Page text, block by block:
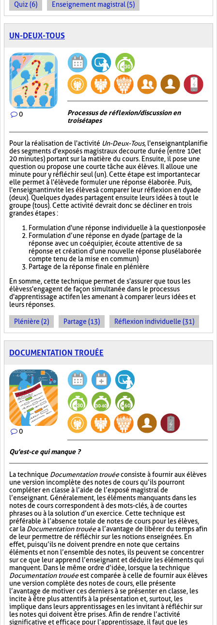
Quiz (6) Enseignement magistral (5)
UN-DEUX-TOUS
0
Processus de réflexion/discussion en
trois étapes
Pour la réalisation de l'activité Un-Deux-Tous, l'enseignant planifie
des segments d'exposés magistraux de courte durée (entre 10 et
20 minutes) portant sur la matière du cours. Ensuite, il pose une
question ou propose une courte tâche aux élèves. Il alloue une
minute pour y réfléchir seul (un). Cette étape est importante car
elle permet à l'élève de formuler une réponse élaborée. Puis,
l'enseignant invite les élèves à comparer leur réflexion en dyade
(deux). Quelques dyades partagent ensuite leurs idées à tout le
groupe (tous). Cette activité devrait donc se décliner en trois
grandes étapes :
Formulation d'une réponse individuelle à la question posée
Formulation d’une réponse en dyade (partage de la
réponse avec un coéquipier, écoute attentive de sa
réponse et création d'une nouvelle réponse plus élaborée
compte tenu de la mise en commun)
Partage de la réponse finale en plénière
En somme, cette technique permet de s'assurer que tous les
élèves s'engagent de façon simultanée dans le processus
d'apprentissage actif en les amenant à comparer leurs idées et
leurs réponses.
Plénière (2) Partage (13) Réflexion individuelle (31)
DOCUMENTATION TROUÉE
0
Qu'est-ce qui manque ?
La technique Documentation trouéeconsiste à fournir aux élèves
une version incomplète des notes de cours qu’ils pourront
compléter en classe à l’aide de l’exposé magistral de
l’enseignant. Généralement, les éléments manquants dans les
notes de cours correspondent à des mots-clés, à de courtes
phrases ou à la solution d’un exercice. Cette technique est
préférable à l’absence totale de notes de cours pour les élèves,
car la Documentation trouéea l’avantage de libérer du temps afin
de leur permettre de réfléchir sur les notions enseignées. En
effet, puisqu’ils ne doivent prendre en note que certains
éléments et non l’ensemble des notes, ils peuvent se concentrer
sur ce que leur apprend l’enseignant et déduire les éléments qui
manquent. Dans le même ordre d’idée, lorsque la technique
Documentation trouéeest comparée à celle de fournir aux élèves
une version complète des notes de cours, elle présente
l’avantage de motiver ces derniers à se présenter en classe, les
incite à être plus attentifs à la présentation et, surtout, les
implique dans leurs apprentissages en les invitant à réfléchir sur
les notes qui doivent être prises. Afin de rendre l’activité
significative et efficace pour l’apprentissage, il faut que les